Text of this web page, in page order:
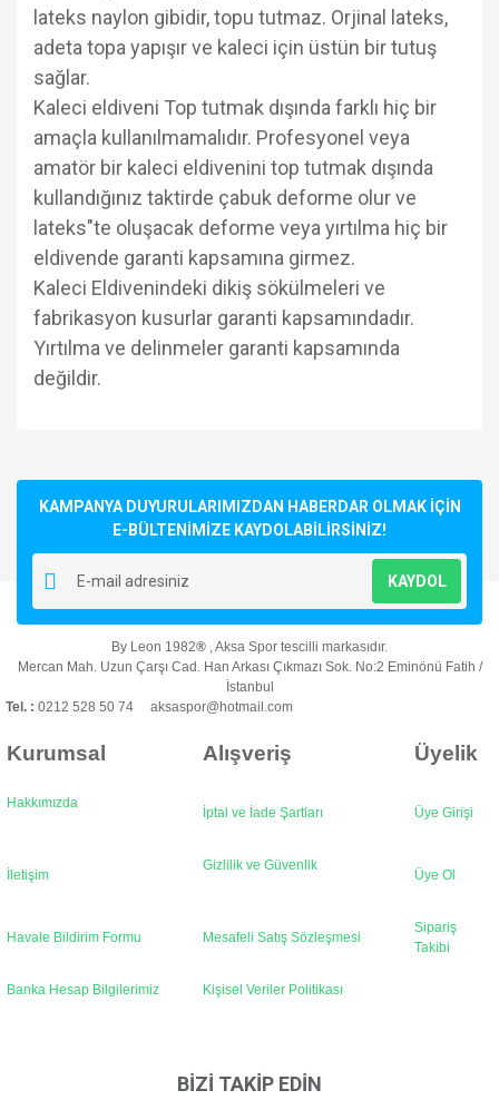
lateks naylon gibidir, topu tutmaz. Orjinal lateks,
adeta topa yapışır ve kaleci için üstün bir tutuş
sağlar.
Kaleci eldiveni Top tutmak dışında farklı hiç bir
amaçla kullanılmamalıdır. Profesyonel veya
amatör bir kaleci eldivenini top tutmak dışında
kullandığınız taktirde çabuk deforme olur ve
lateks"te oluşacak deforme veya yırtılma hiç bir
eldivende garanti kapsamına girmez.
Kaleci Eldivenindeki dikiş sökülmeleri ve
fabrikasyon kusurlar garanti kapsamındadır.
Yırtılma ve delinmeler garanti kapsamında
değildir.
Yorum Yaz
kullanarak tarafımıza iletebilirsiniz.
Görüş ve önerileriniz için teşekkür ederiz.
Ürün resmi kalitesiz, bozuk veya görüntülenemiyor.
Ürün açıklamasında eksik bilgiler bulunuyor.
Ürün bilgilerinde hatalar bulunuyor.
Ürün fiyatı diğer sitelerden daha pahalı.
Bu ürüne benzer farklı alternatifler olmalı.
KAMPANYA DUYURULARIMIZDAN HABERDAR OLMAK İÇİN
E-BÜLTENİMİZE KAYDOLABİLİRSİNİZ!
KAYDOL
By Leon 1982® , Aksa Spor tescilli markasıdır.
Mercan Mah. Uzun Çarşı Cad. Han Arkası Çıkmazı Sok. No:2 Eminönü Fatih /
İstanbul
Tel. : 0212 528 50 74 aksaspor@hotmail.com
Kurumsal Alışveriş Üyelik
Hakkımızda
İptal ve İade Şartları Üye Girişi
İletişim
Gizlilik ve Güvenlik
Üye Ol
Havale Bildirim Formu Mesafeli Satış Sözleşmesi
Sipariş
Takibi
Banka Hesap Bilgilerimiz Kişisel Veriler Politikası
BİZİ TAKİP EDİN